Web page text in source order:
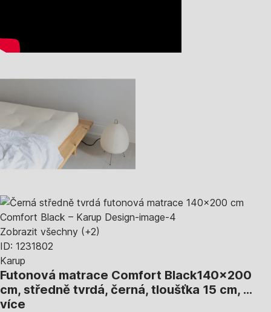
Zobrazit všechny (+2)
ID: 1231802
Karup
Futonová matrace Comfort Black140x200
cm, středně tvrdá, černá, tloušťka 15 cm, …
více